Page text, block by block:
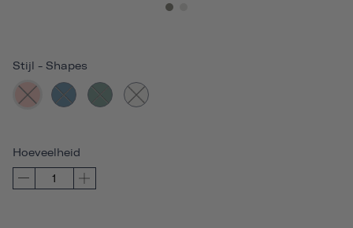
Stijl - Shapes
Hoeveelheid